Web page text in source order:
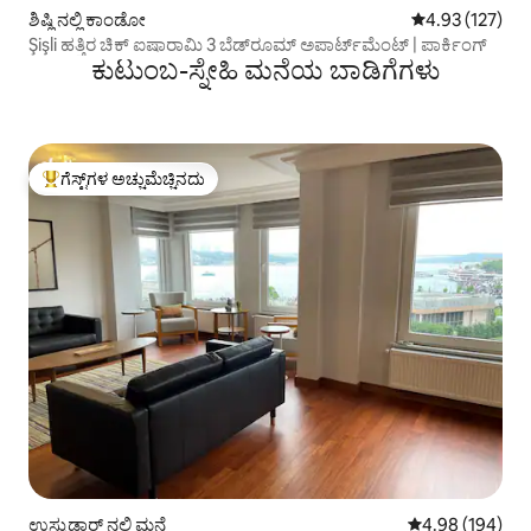
ಶಿಷ್ಲಿ ನಲ್ಲಿ ಕಾಂಡೋ 5 ರಲ್ಲಿ 4.93
4.93 (127)
Şişli ಹತ್ತಿರ ಚಿಕ್ ಐಷಾರಾಮಿ 3 ಬೆಡ್‌ರೂಮ್ ಅಪಾರ್ಟ್‌ಮೆಂಟ್ | ಪಾರ್ಕಿಂಗ್
ಕುಟುಂಬ-ಸ್ನೇಹಿ ಮನೆಯ ಬಾಡಿಗೆಗಳು
ಗೆಸ್ಟ್‌ಗಳಿಗೆ ಅತಿ ಹೆಚ್ಚು ಅಚ್ಚುಮೆಚ್ಚಿನದು
ಗೆಸ್ಟ್‌ಗಳ ಅಚ್ಚುಮೆಚ್ಚಿನದು
ಉಸ್ಕುಡಾರ್ ನಲ್ಲಿ ಮನೆ 5 ರಲ್ಲಿ 4.98
4.98 (194)